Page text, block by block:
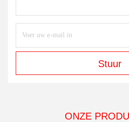
Stuur
ONZE